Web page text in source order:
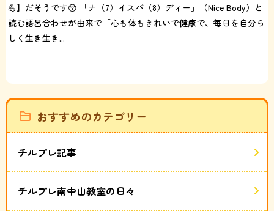
💪】だそうです😚 「ナ（7）イスバ（8）ディー」（Nice Body）と
読む語呂合わせが由来で「心も体もきれいで健康で、毎日を自分ら
しく生き生き...
おすすめのカテゴリー
チルプレ記事
チルプレ南中山教室の日々